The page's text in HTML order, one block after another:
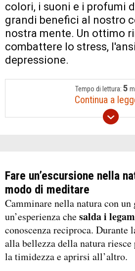
colori, i suoni e i profumi
grandi benefici al nostro
nostra mente. Un ottimo
combattere lo stress,
depressione.
Tempo di lettura: 5
Continua a
Fare un’escursione nella
modo di meditare
Camminare nella natura con
un’esperienza chesalda i
conoscenza reciproca. Durante
alla bellezza della natura
la timidezza e aprirsi all’altro.